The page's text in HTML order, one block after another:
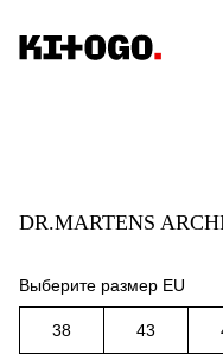
DR.MARTENS
Выберите размер EU
38 43